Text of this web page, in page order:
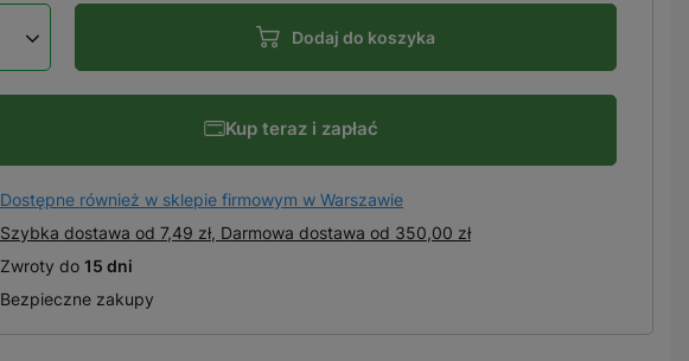
Dodaj do koszyka
Kup teraz i zapłać
Dostępne również w sklepie firmowym w Warszawie
Szybka dostawa od 7,49 zł, Darmowa dostawa od 350,00 zł
Zwroty do 15 dni
Bezpieczne zakupy